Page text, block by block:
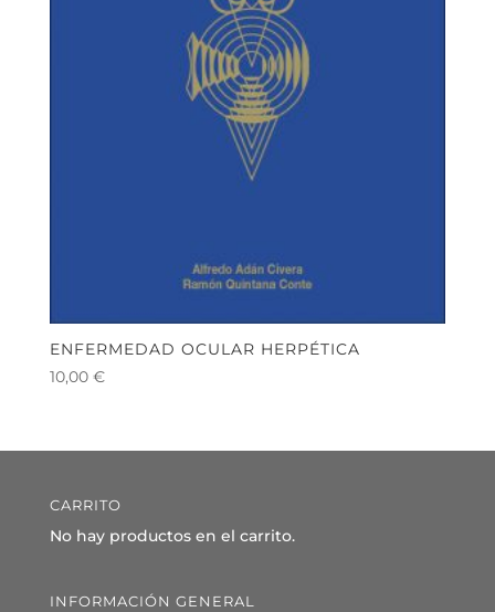
ENFERMEDAD OCULAR HERPÉTICA
10,00 €
CARRITO
No hay productos en el carrito.
INFORMACIÓN GENERAL